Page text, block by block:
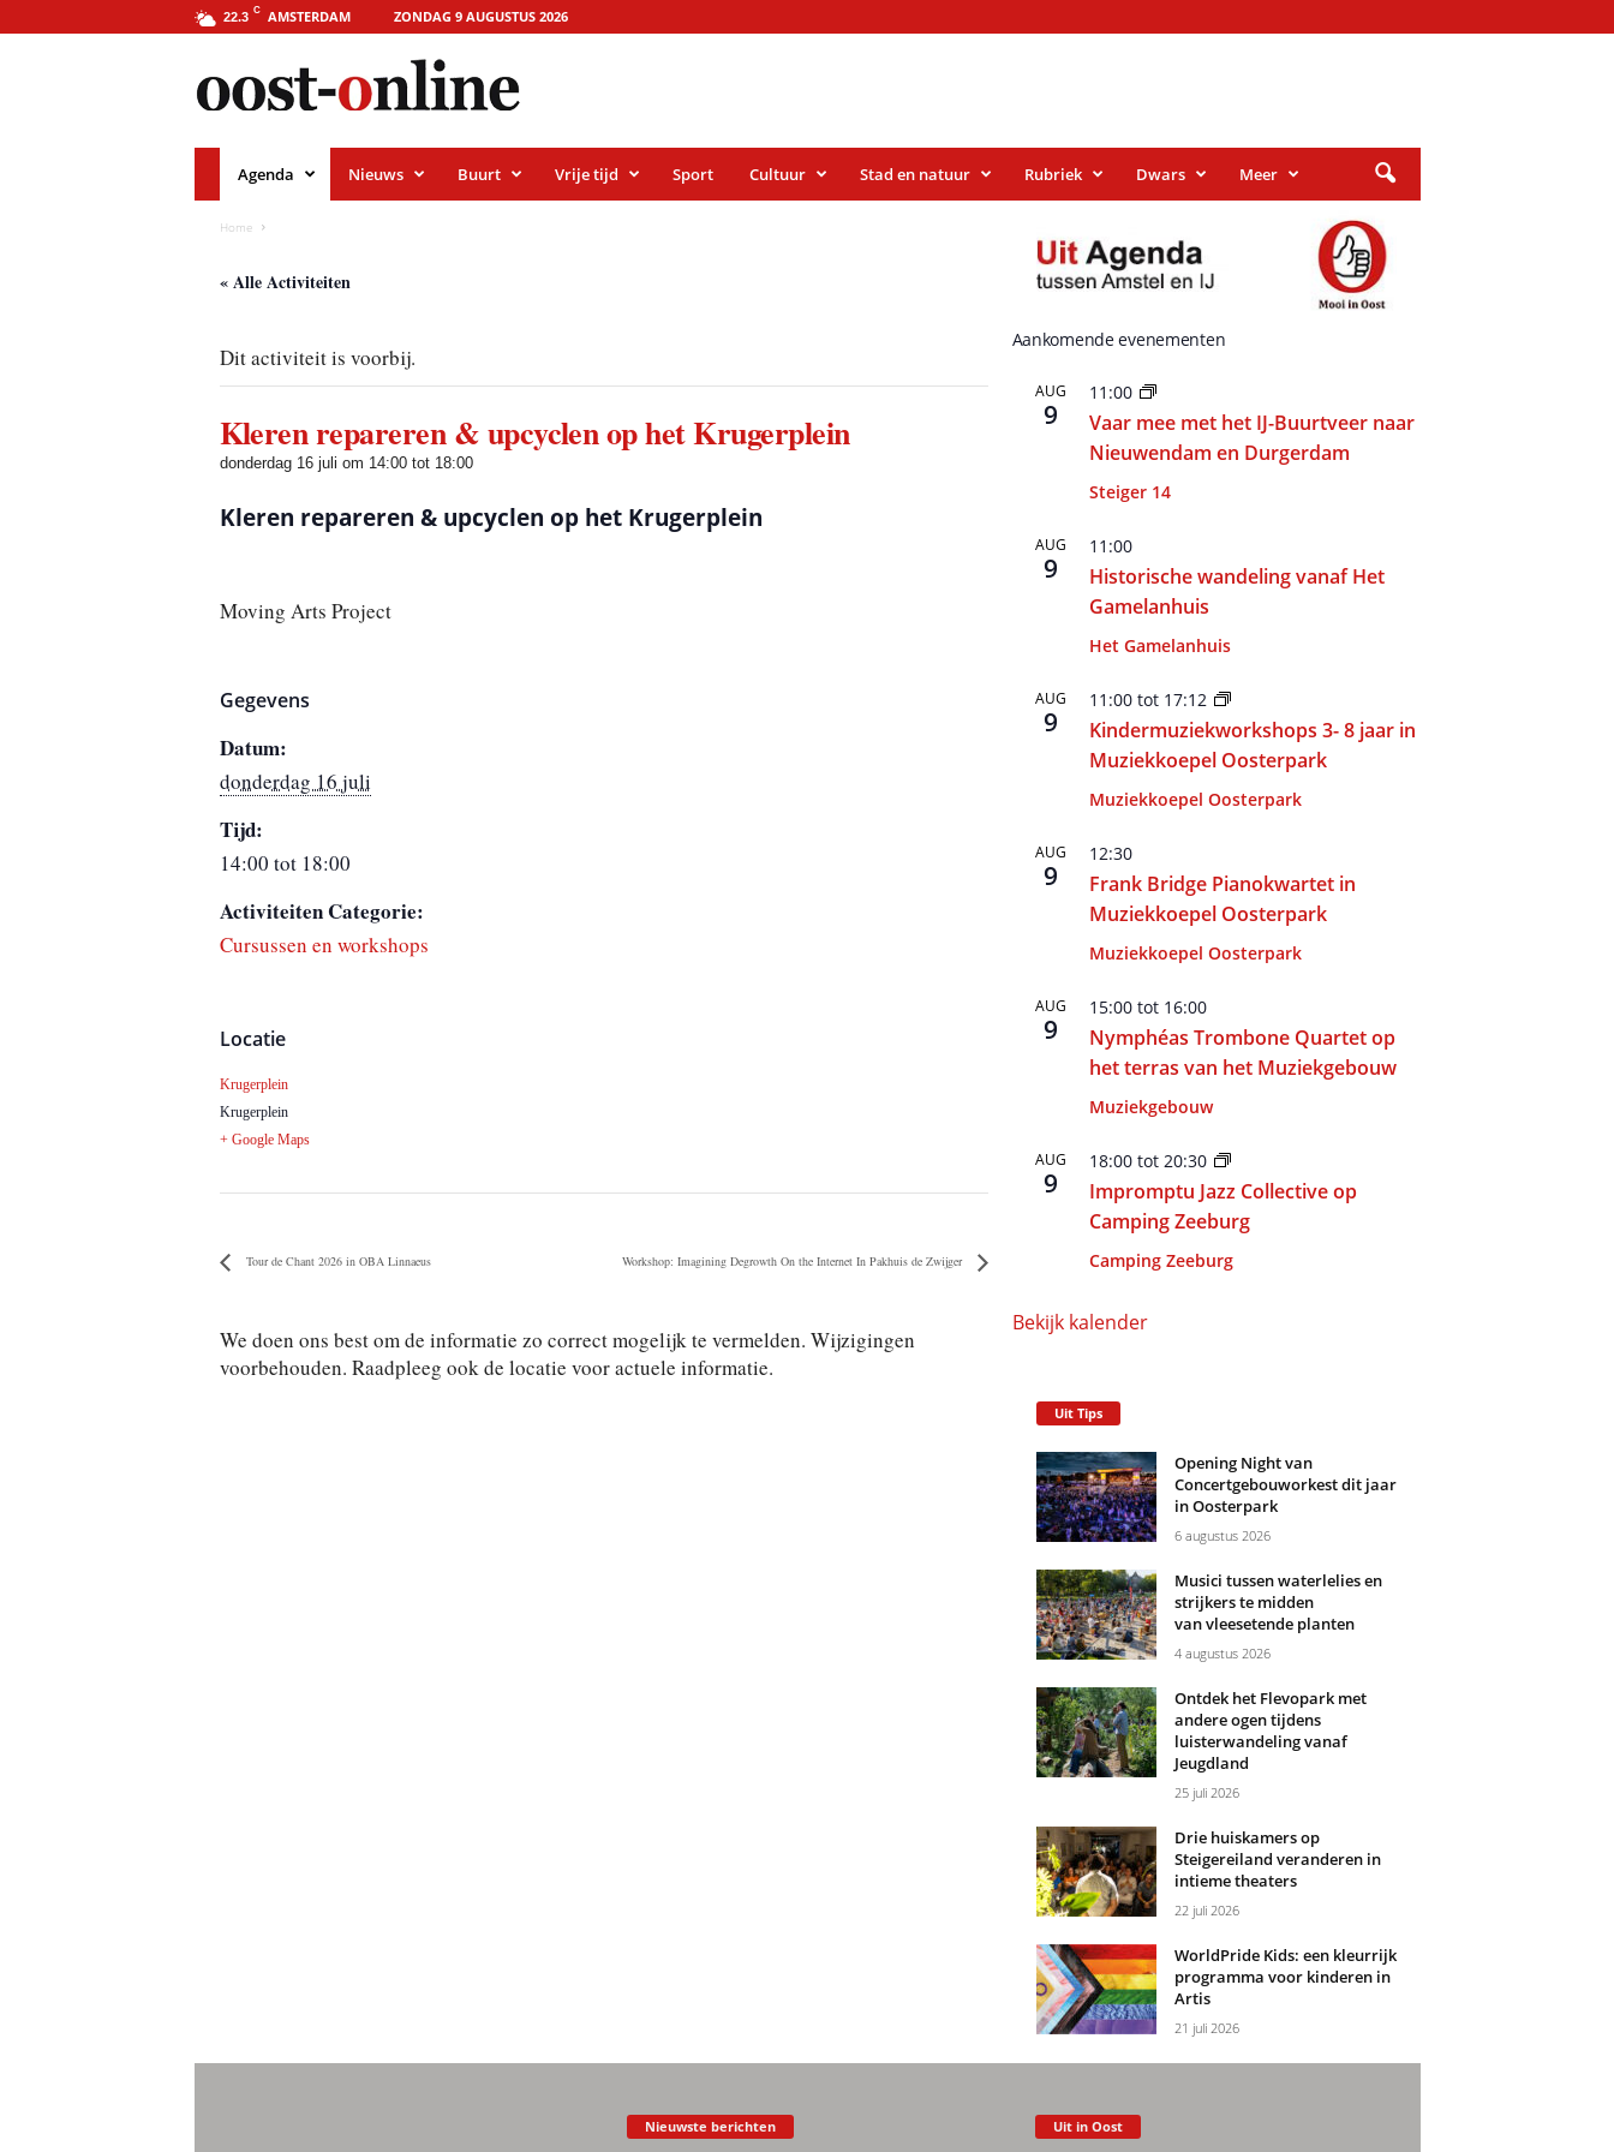
22.3 C AMSTERDAM ZONDAG 9 AUGUSTUS 2026
o
o
-
o
l
e
Agenda Nieuws Buurt Vrije tijd Sport Cultuur Stad en natuur Rubriek Dwars Meer
Home
« Alle Activiteiten
Dit activiteit is voorbij.
Kleren repareren & upcyclen op het Krugerplein
donderdag 16 juli om 14:00tot 18:00
Kleren repareren & upcyclen op het Krugerplein
Moving Arts Project
Gegevens
Datum:
donderdag 16 juli
Tijd:
14:00 tot 18:00
Activiteiten Categorie:
Cursussen en workshops
Locatie
Krugerplein
Krugerplein
+ Google Maps
Tour de Chant 2026 in OBA Linnaeus Workshop: Imagining Degrowth On the Internet In Pakhuis de Zwijger
We doen ons best om de informatie zo correct mogelijk te vermelden. Wijzigingen
voorbehouden. Raadpleeg ook de locatie voor actuele informatie.
Aankomende evenementen
AUG
9
11:00
Vaar mee met het IJ-Buurtveer naar
Nieuwendam en Durgerdam
Steiger 14
AUG
9
11:00
Historische wandeling vanaf Het
Gamelanhuis
Het Gamelanhuis
AUG
9
11:00tot 17:12
Kindermuziekworkshops 3- 8 jaar in
Muziekkoepel Oosterpark
Muziekkoepel Oosterpark
AUG
9
12:30
Frank Bridge Pianokwartet in
Muziekkoepel Oosterpark
Muziekkoepel Oosterpark
AUG
9
15:00tot 16:00
Nymphéas Trombone Quartet op
het terras van het Muziekgebouw
Muziekgebouw
AUG
9
18:00tot 20:30
Impromptu Jazz Collective op
Camping Zeeburg
Camping Zeeburg
Bekijk kalender
Uit Tips
Opening Night van
Concertgebouworkest dit jaar
in Oosterpark
6 augustus 2026
Musici tussen waterlelies en
strijkers te midden
van vleesetende planten
4 augustus 2026
Ontdek het Flevopark met
andere ogen tijdens
luisterwandeling vanaf
Jeugdland
25 juli 2026
Drie huiskamers op
Steigereiland veranderen in
intieme theaters
22 juli 2026
WorldPride Kids: een kleurrijk
programma voor kinderen in
Artis
21 juli 2026
Nieuwste berichten Uit in Oost